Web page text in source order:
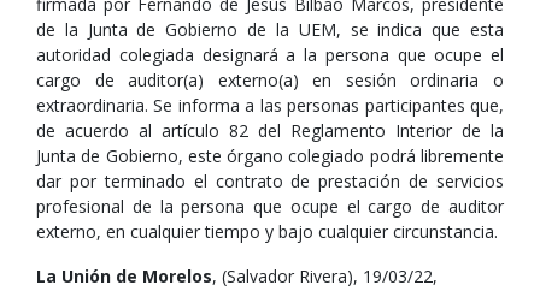
de la Junta de Gobierno de la UEM, se indica que esta
autoridad colegiada designará a la persona que ocupe el
cargo de auditor(a) externo(a) en sesión ordinaria o
extraordinaria. Se informa a las personas participantes que,
de acuerdo al artículo 82 del Reglamento Interior de la
Junta de Gobierno, este órgano colegiado podrá libremente
dar por terminado el contrato de prestación de servicios
profesional de la persona que ocupe el cargo de auditor
externo, en cualquier tiempo y bajo cualquier circunstancia.
La Unión de Morelos, (Salvador Rivera), 19/03/22,